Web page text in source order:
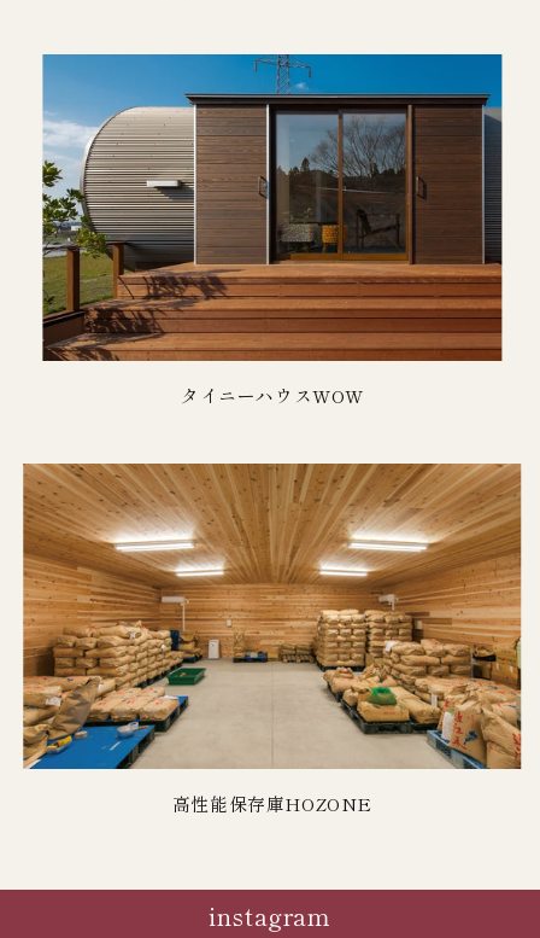
タイニーハウスWOW
高性能保存庫HOZONE
instagram